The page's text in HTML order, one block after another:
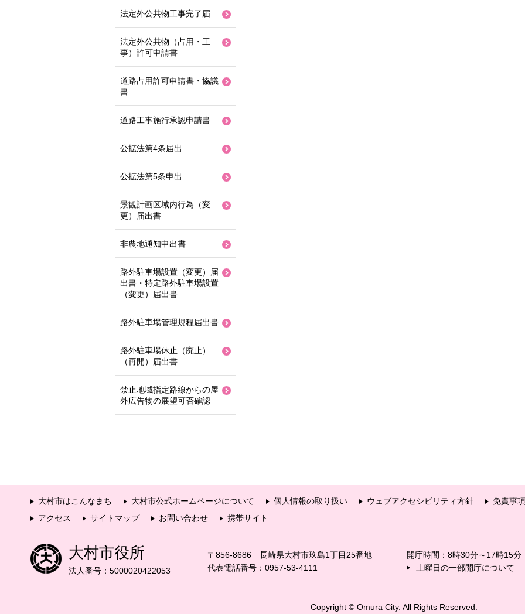
法定外公共物工事完了届
法定外公共物（占用・工
事）許可申請書
道路占用許可申請書・協議
書
道路工事施行承認申請書
公拡法第4条届出
公拡法第5条申出
景観計画区域内行為（変
更）届出書
非農地通知申出書
路外駐車場設置（変更）届
出書・特定路外駐車場設置
（変更）届出書
路外駐車場管理規程届出書
路外駐車場休止（廃止）
（再開）届出書
禁止地域指定路線からの屋
外広告物の展望可否確認
大村市はこんなまち 大村市公式ホームページについて 個人情報の取り扱い ウェブアクセシビリティ方針 免責事項
アクセス
サイトマップ お問い合わせ 携帯サイト
大村市役所
法人番号：5000020422053
〒856-8686 長崎県大村市玖島1丁目25番地
代表電話番号：0957-53-4111
開庁時間：8時30分～17時15分
土曜日の一部開庁について
Copyright © Omura City. All Rights Reserved.